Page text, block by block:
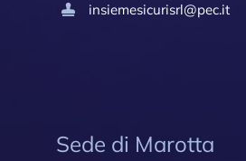
insiemesicurisrl@pec.it
Sede di Marotta